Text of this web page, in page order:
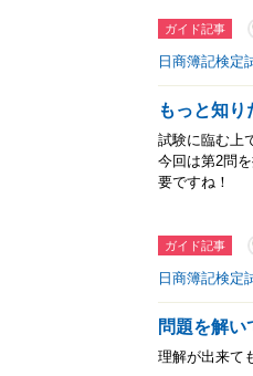
ガイド記事
日商簿記検定
もっと知
試験に臨む上
今回は第2問
要ですね！
ガイド記事
日商簿記検定
問題を解い
理解が出来て